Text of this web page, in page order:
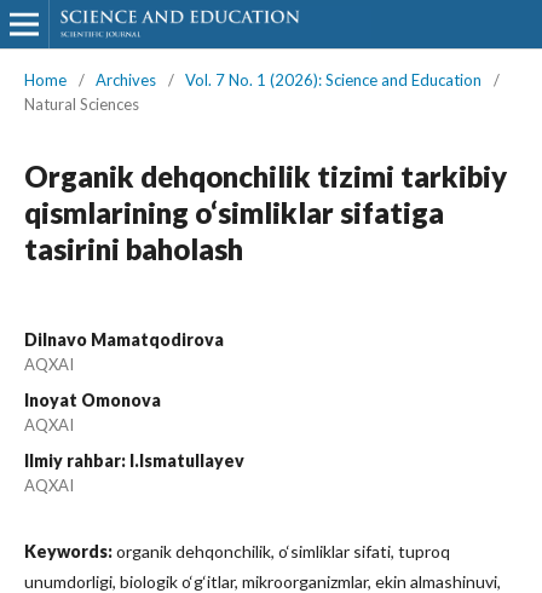
Home / Archives / Vol. 7 No. 1 (2026): Science and Education
/
Natural Sciences
Organik dehqonchilik tizimi tarkibiy
qismlarining o‘simliklar sifatiga
tasirini baholash
Dilnavo Mamatqodirova
AQXAI
Inoyat Omonova
AQXAI
Ilmiy rahbar: I.Ismatullayev
AQXAI
Keywords:organik dehqonchilik, o‘simliklar sifati, tuproq
unumdorligi, biologik o‘g‘itlar, mikroorganizmlar, ekin almashinuvi,